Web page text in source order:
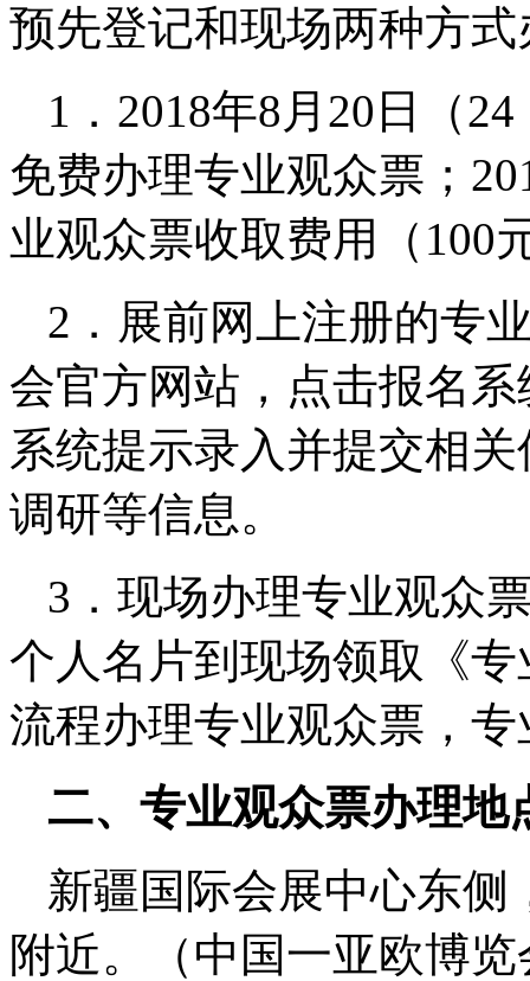
预先登记和现场两种方
1．2018年8月20日（
免费办理专业观众票；
业观众票收取费用（100
2．展前网上注册的专
会官方网站，点击报名
系统提示录入并提交相
调研等信息。
3．现场办理专业观众
个人名片到现场领取《
流程办理专业观众票，
二、专业观众票办理地
新疆国际会展中心东
附近。（中国一亚欧博